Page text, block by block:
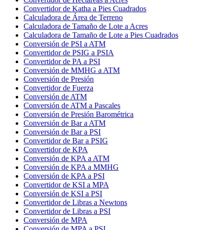
Convertidor de Katha a Pies Cuadrados
Calculadora de Área de Terreno
Calculadora de Tamaño de Lote a Acres
Calculadora de Tamaño de Lote a Pies Cuadrados
Conversión de PSI a ATM
Convertidor de PSIG a PSIA
Convertidor de PA a PSI
Conversión de MMHG a ATM
Conversión de Presión
Convertidor de Fuerza
Conversión de ATM
Conversión de ATM a Pascales
Conversión de Presión Barométrica
Conversión de Bar a ATM
Conversión de Bar a PSI
Convertidor de Bar a PSIG
Convertidor de KPA
Conversión de KPA a ATM
Conversión de KPA a MMHG
Conversión de KPA a PSI
Convertidor de KSI a MPA
Conversión de KSI a PSI
Convertidor de Libras a Newtons
Convertidor de Libras a PSI
Conversión de MPA